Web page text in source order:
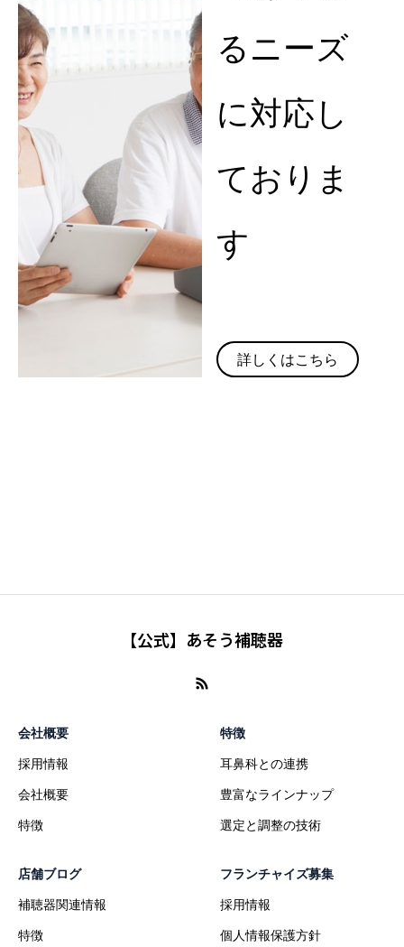
るニーズ
に対応し
ておりま
す
詳しくはこちら
【公式】あそう補聴器
会社概要
採用情報
会社概要
特徴
特徴
耳鼻科との連携
豊富なラインナップ
選定と調整の技術
店舗ブログ
補聴器関連情報
特徴
フランチャイズ募集
採用情報
個人情報保護方針